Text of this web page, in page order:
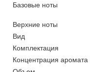
Базовые ноты
Верхние ноты
Вид
Комплектация
Концентрация аромата